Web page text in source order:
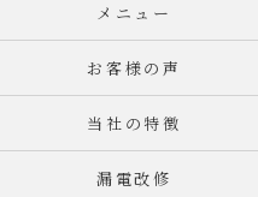
メニュー
お客様の声
当社の特徴
漏電改修